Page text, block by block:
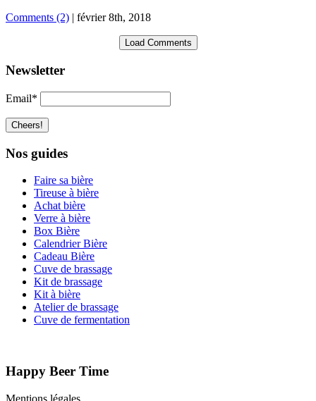
Comments (2) | février 8th, 2018
Load Comments
Newsletter
Email*
Nos guides
Faire sa bière
Tireuse à bière
Achat bière
Verre à bière
Box Bière
Calendrier Bière
Cadeau Bière
Cuve de brassage
Kit de brassage
Kit à bière
Atelier de brassage
Cuve de fermentation
Happy Beer Time
Mentions légales